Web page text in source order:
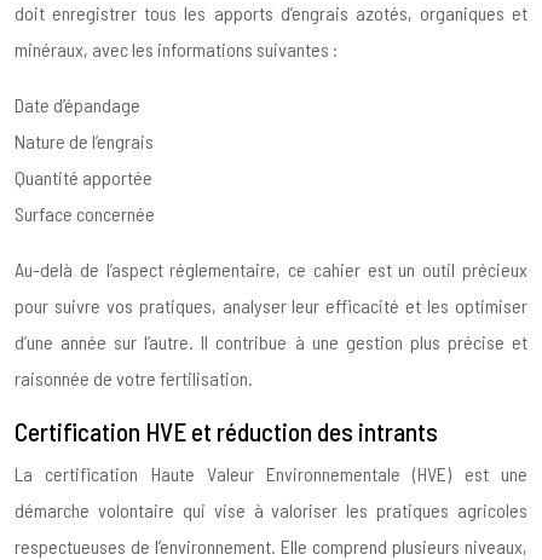
doit enregistrer tous les apports d’engrais azotés, organiques et
minéraux, avec les informations suivantes :
Date d’épandage
Nature de l’engrais
Quantité apportée
Surface concernée
Au-delà de l’aspect réglementaire, ce cahier est un outil précieux
pour suivre vos pratiques, analyser leur efficacité et les optimiser
d’une année sur l’autre. Il contribue à une gestion plus précise et
raisonnée de votre fertilisation.
Certification HVE et réduction des intrants
La certification Haute Valeur Environnementale (HVE) est une
démarche volontaire qui vise à valoriser les pratiques agricoles
respectueuses de l’environnement. Elle comprend plusieurs niveaux,